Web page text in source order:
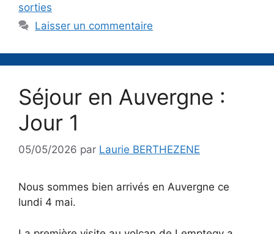
sorties
Laisser un commentaire
Séjour en Auvergne :
Jour 1
05/05/2026 par Laurie BERTHEZENE
Nous sommes bien arrivés en Auvergne ce
lundi 4 mai.